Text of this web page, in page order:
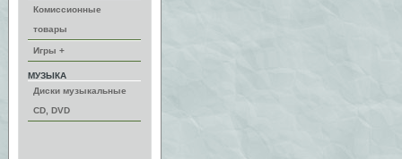
Комиссионные
товары
Игры +
МУЗЫКА
Диски музыкальные
CD, DVD